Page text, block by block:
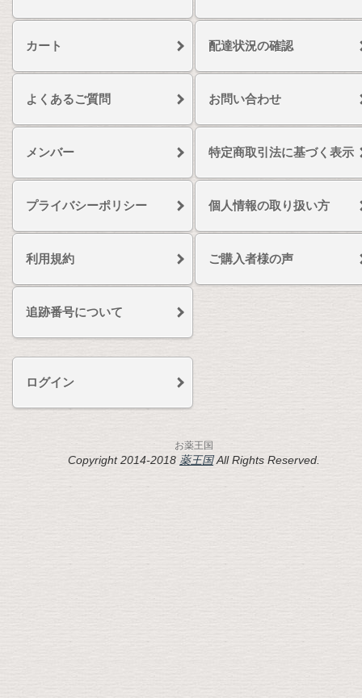
カート 配達状況の確認
よくあるご質問 お問い合わせ
メンバー 特定商取引法に基づく表示
プライバシーポリシー 個人情報の取り扱い方
利用規約 ご購入者様の声
追跡番号について
ログイン
お薬王国
Copyright 2014-2018 薬王国All Rights Reserved.